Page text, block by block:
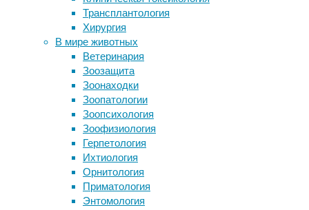
Трансплантология
Хирургия
В мире животных
Ветеринария
Зоозащита
Зоонаходки
Зоопатологии
Зоопсихология
Зоофизиология
Герпетология
Ихтиология
Орнитология
Приматология
Энтомология
23/06/2025,
13:59
23/06/2025
бактерии,
биология,
океан,
симбиоз,
членистоногие
Паукообразные
существа,
обитающие
на
дне
Биологи обнаружили, что рыбы-
молоты задерживают дыхание при
нырянии
FDA одобрила первый кетаминовый
антидепрессант. Но к такому
решению есть вопросы
У губок обнаружили
антибактериальные
суперспособности
Следите за новостями